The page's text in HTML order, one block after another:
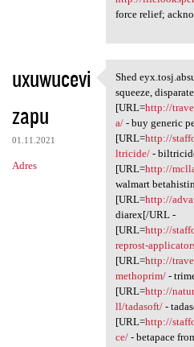
force relief;
uxuwucevi
zapu
01.11.2021
Adres
Shed
Shed
squeeze,
[URL=http://
a/- buy generic
[URL=http://
ltricide/-
[URL=http://
walmart
[URL=http://
diarex[/URL -
[URL=http://
reprost-
[URL=http://
methoprim/-
[URL=http://
ll/tadasoft/-
[URL=http://
ce/- betapace